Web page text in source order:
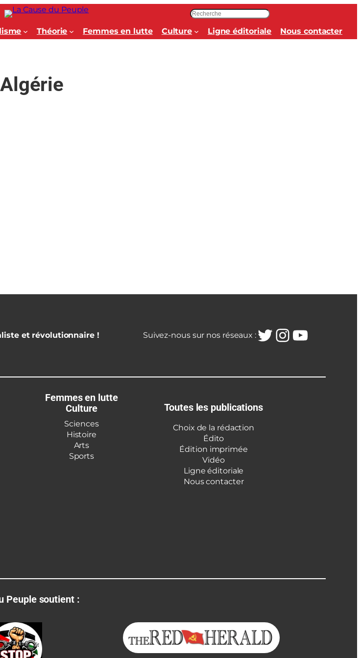
c
Théorie Femmes en lutte Culture Ligne éditoriale Nous contacter
Algérie
et révolutionnaire ! Suivez-nous sur nos réseaux :Twitter
Femmes en lutte
Culture
Sciences
Histoire
Arts
Sports
Toutes les publications
Choix de la rédaction
Édito
Édition imprimée
Vidéo
Ligne éditoriale
Nous contacter
Peuple soutient :